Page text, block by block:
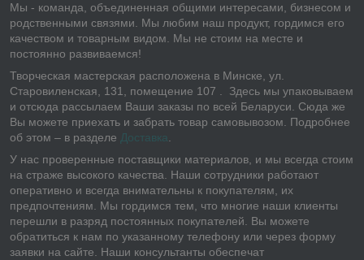
Мы - команда, объединенная общими интересами, бизнесом и
родственными связями. Мы любим наш продукт, гордимся его
качеством и товарным видом. Мы не стоим на месте и
постоянно развиваемся!
Творческая мастерская расположена в Минске, ул.
Старовиленская, 131, помещение 107 . Здесь мы упаковываем
и отсюда рассылаем Ваши заказы по всей Беларуси. Сюда же
Вы можете приехать и забрать товар самовывозом. Подробнее
об этом – в разделе Доставка.
У нас проверенные поставщики материалов, и мы всегда стоим
на страже высокого качества. Наши сотрудники работают
оперативно и всегда внимательны к покупателям, их
предпочтениям. Мы гордимся тем, что многие наши клиенты
перешли в разряд постоянных покупателей. Вы можете
обратиться к нам по указанному телефону или через форму
заявки на сайте. Наши консультанты обеспечат